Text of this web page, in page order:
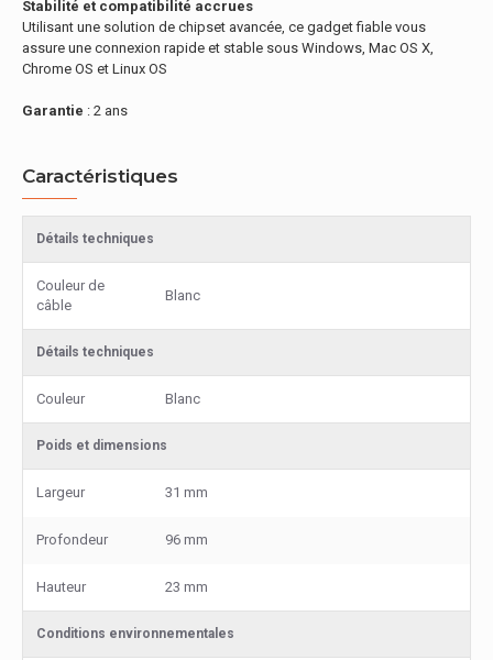
Stabilité et compatibilité accrues
Utilisant une solution de chipset avancée, ce gadget fiable vous
assure une connexion rapide et stable sous Windows, Mac OS X,
Chrome OS et Linux OS
Garantie : 2 ans
Caractéristiques
Détails techniques
Couleur de
câble
Blanc
Détails techniques
Couleur Blanc
Poids et dimensions
Largeur 31 mm
Profondeur 96 mm
Hauteur 23 mm
Conditions environnementales